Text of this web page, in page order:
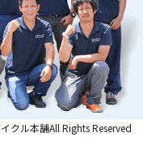
クル本舗All Rights Reserved